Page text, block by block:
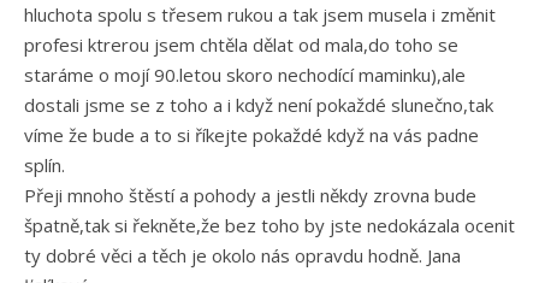
hluchota spolu s třesem rukou a tak jsem musela i změnit
profesi ktrerou jsem chtěla dělat od mala,do toho se
staráme o mojí 90.letou skoro nechodící maminku),ale
dostali jsme se z toho a i když není pokaždé slunečno,tak
víme že bude a to si říkejte pokaždé když na vás padne
splín.
Přeji mnoho štěstí a pohody a jestli někdy zrovna bude
špatně,tak si řekněte,že bez toho by jste nedokázala ocenit
ty dobré věci a těch je okolo nás opravdu hodně. Jana